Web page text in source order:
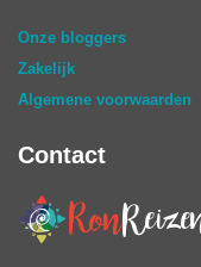
Onze bloggers
Zakelijk
Algemene voorwaarden
Contact